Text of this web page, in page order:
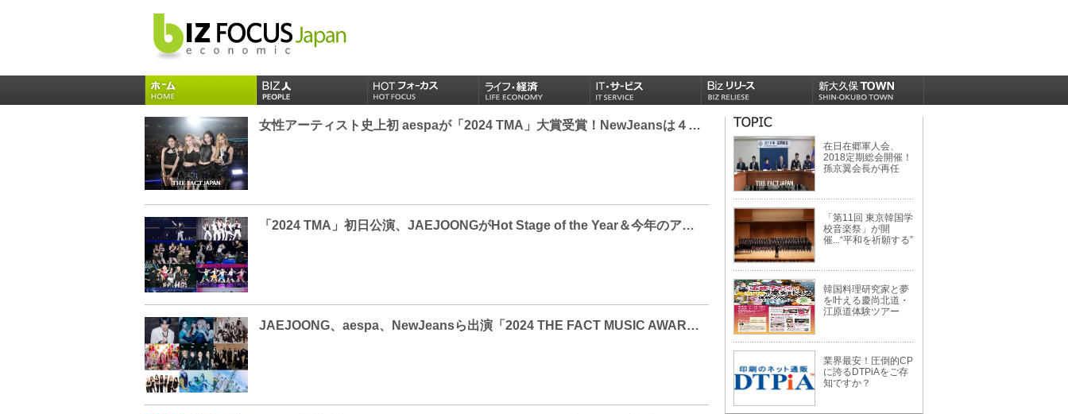
女性アーティスト史上初 aespaが「2024 TMA」大賞受賞！NewJeansは４冠達成
「2024 TMA」初日公演、JAEJOONGがHot Stage of the Year＆今年のアーティスト受賞！TWSは３冠達成
JAEJOONG、aespa、NewJeansら出演「2024 THE FACT MUSIC AWARDS」（TMA）京セラドーム大阪でいよいよ開幕！
在日在郷軍人会、
2018定期総会開催！
孫京翼会長が再任
「第11回 東京韓国学
校音楽祭」が開
催...“平和を祈願する”
韓国料理研究家と夢
を叶える慶尚北道・
江原道体験ツアー
業界最安！圧倒的CP
に誇るDTPiAをご存
知ですか？